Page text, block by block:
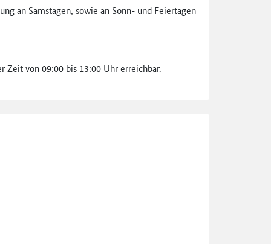
an Samstagen, sowie an Sonn- und Feiertagen
von 09:00 bis 13:00 Uhr erreichbar.